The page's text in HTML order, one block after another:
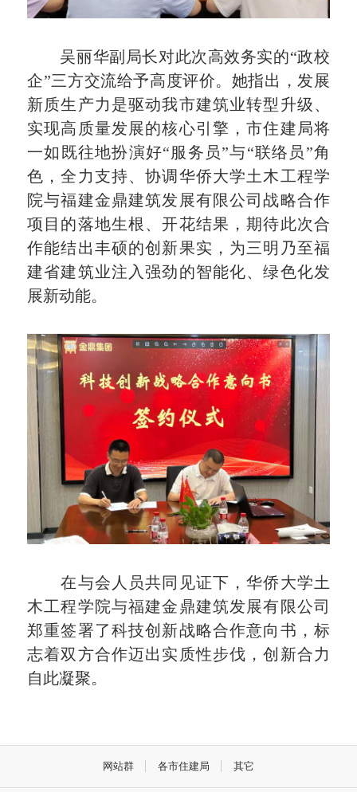
吴丽华副局长对此次高效务实的“政校
企”三方交流给予高度评价。她指出，发展
新质生产力是驱动我市建筑业转型升级、
实现高质量发展的核心引擎，市住建局将
一如既往地扮演好“服务员”与“联络员”角
色，全力支持、协调华侨大学土木工程学
院与福建金鼎建筑发展有限公司战略合作
项目的落地生根、开花结果，期待此次合
作能结出丰硕的创新果实，为三明乃至福
建省建筑业注入强劲的智能化、绿色化发
展新动能。
在与会人员共同见证下，华侨大学土
木工程学院与福建金鼎建筑发展有限公司
郑重签署了科技创新战略合作意向书，标
志着双方合作迈出实质性步伐，创新合力
自此凝聚。
网站群 各市住建局 其它